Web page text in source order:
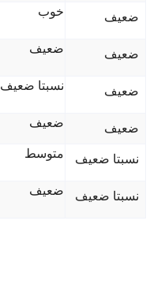
ضعیف
خوب
ضعیف
ضعیف
ضعیف
نسبتا ضعیف
ضعیف
ضعیف
نسبتا ضعیف متوسط
نسبتا ضعیف
ضعیف